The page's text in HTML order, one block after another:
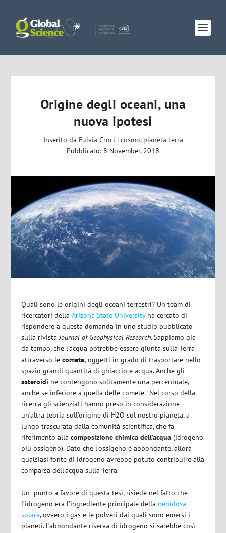
Origine degli oceani, una
nuova ipotesi
Inserito da Fulvia Croci | cosmo, pianeta terra
Pubblicato: 8 November, 2018
Quali sono le origini degli oceani terrestri? Un team di
ricercatori della Arizona State Universityha cercato di
rispondere a questa domanda in uno studio pubblicato
sulla rivista Journal of Geophysical Research. Sappiamo già
da tempo, che l’acqua potrebbe essere giunta sulla Terra
attraverso lecomete,oggetti in grado di trasportare nello
spazio grandi quantità di ghiaccio e acqua. Anche gli
asteroidi ne contengono solitamente una percentuale,
anche se inferiore a quella delle comete. Nel corso della
ricerca gli scienziati hanno preso in considerazione
un’altra teoria sull’origine di H2O sul nostro pianeta, a
lungo trascurata dalla comunità scientifica, che fa
riferimento allacomposizione chimica dell’acqua (idrogeno
più ossigeno). Dato che l’ossigeno è abbondante, allora
qualsiasi fonte di idrogeno avrebbe potuto contribuire alla
comparsa dell’acqua sulla Terra.
Un punto a favore di questa tesi, risiede nel fatto che
l’idrogeno era l’ingrediente principale della nebulosa
solare, ovvero i gas e le polveri dai quali sono emersi i
pianeti. L’abbondante riserva di idrogeno si sarebbe così